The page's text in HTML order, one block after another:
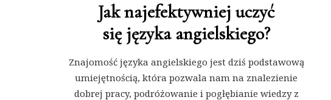
Jak najefektywniej uczyć
się języka angielskiego?
Znajomość języka angielskiego jest dziś podstawową
umiejętnością, która pozwala nam na znalezienie
dobrej pracy, podróżowanie i pogłębianie wiedzy z